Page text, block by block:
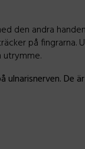
den andra
på fingrarna.
utrymme.
De